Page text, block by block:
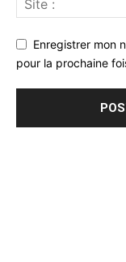
Enregistrer mon
pour la prochaine